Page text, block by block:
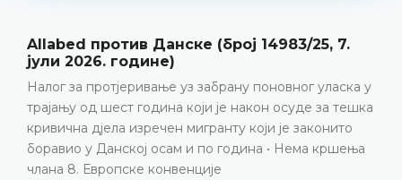
Y против Србије (број 28322/20, 12. мај
2026. године)
Породични живот • Позитивне обавезе • Прекид
контакта између подноситељице представке и
њеног полубрата након што га је усвојила породица
која живи у иностранству • Одбијање
подноситељице представке да буде усвојена не